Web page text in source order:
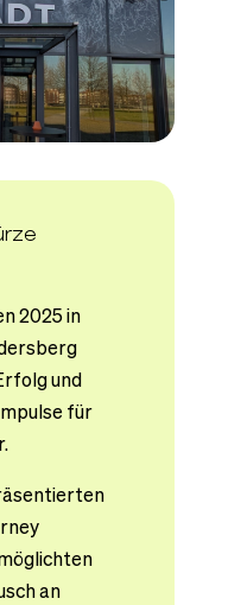
2025 in
und
für
an